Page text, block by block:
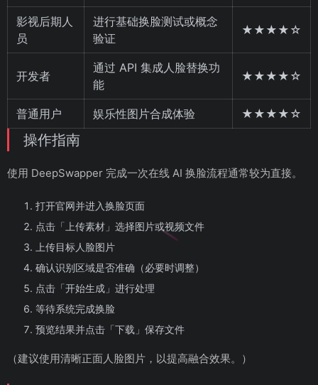
影视后期人
员
进行基础换脸测试或概念
验证
★★★★☆
开发者
通过 API 集成人脸替换功
能
★★★★☆
普通用户 娱乐性图片合成体验 ★★★★☆
操作指南
使用 DeepSwapper 完成一次在线 AI 换脸流程通常较为直接。
打开官网并进入换脸页面
点击「上传素材」选择图片或视频文件
上传目标人脸图片
确认识别区域是否准确（必要时调整）
点击「开始生成」进行处理
等待系统完成换脸
预览结果并点击「下载」保存文件
（建议使用清晰正面人脸图片，以提高融合效果。）